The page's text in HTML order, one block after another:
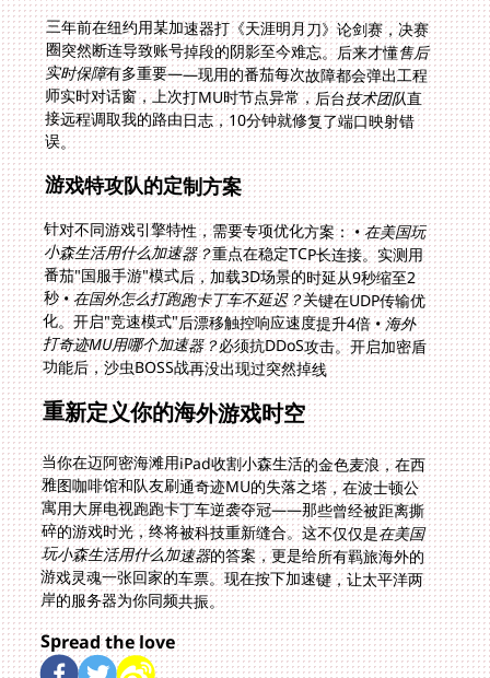
三年前在纽约用某加速器打《天涯明月刀》论剑赛，决赛
圈突然断连导致账号掉段的阴影至今难忘。后来才懂售后
实时保障有多重要——现用的番茄每次故障都会弹出工程
师实时对话窗，上次打MU时节点异常，后台技术团队直
接远程调取我的路由日志，10分钟就修复了端口映射错
误。
游戏特攻队的定制方案
针对不同游戏引擎特性，需要专项优化方案： •在美国玩
小森生活用什么加速器？重点在稳定TCP长连接。实测用
番茄"国服手游"模式后，加载3D场景的时延从9秒缩至2
秒 •在国外怎么打跑跑卡丁车不延迟？关键在UDP传输优
化。开启"竞速模式"后漂移触控响应速度提升4倍 •海外
打奇迹MU用哪个加速器？必须抗DDoS攻击。开启加密盾
功能后，沙虫BOSS战再没出现过突然掉线
重新定义你的海外游戏时空
当你在迈阿密海滩用iPad收割小森生活的金色麦浪，在西
雅图咖啡馆和队友刷通奇迹MU的失落之塔，在波士顿公
寓用大屏电视跑跑卡丁车逆袭夺冠——那些曾经被距离撕
碎的游戏时光，终将被科技重新缝合。这不仅仅是在美国
玩小森生活用什么加速器的答案，更是给所有羁旅海外的
游戏灵魂一张回家的车票。现在按下加速键，让太平洋两
岸的服务器为你同频共振。
Spread the love